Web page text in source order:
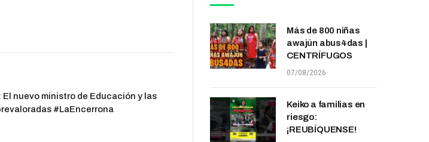
El nuevo ministro de Educación y las
#LaEncerrona
Más de 800 niñas
awajún abus4das |
CENTRÍFUGOS
07/08/2026
Keiko a familias en
riesgo:
¡REUBÍQUENSE!